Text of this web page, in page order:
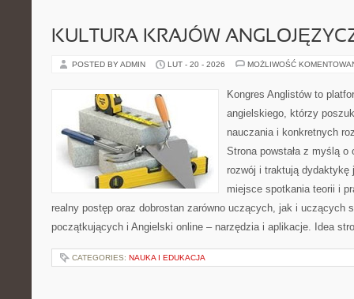
KULTURA KRAJÓW
POSTED BY ADMIN LUT - 20 - 2026 MOŻLIWOŚĆ
Kongres Anglistów to
angielskiego, którzy
nauczania i konkretnych
Strona powstała z myślą
rozwój i traktują dydaktykę
miejsce spotkania teorii i
realny postęp oraz dobrostan zarówno uczących, jak i uczących
początkujących i Angielski online – narzędzia i aplikacje. Idea
CATEGORIES: NAUKA I EDUKACJA